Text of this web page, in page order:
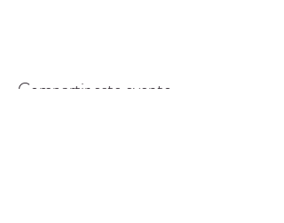
Compartir este evento